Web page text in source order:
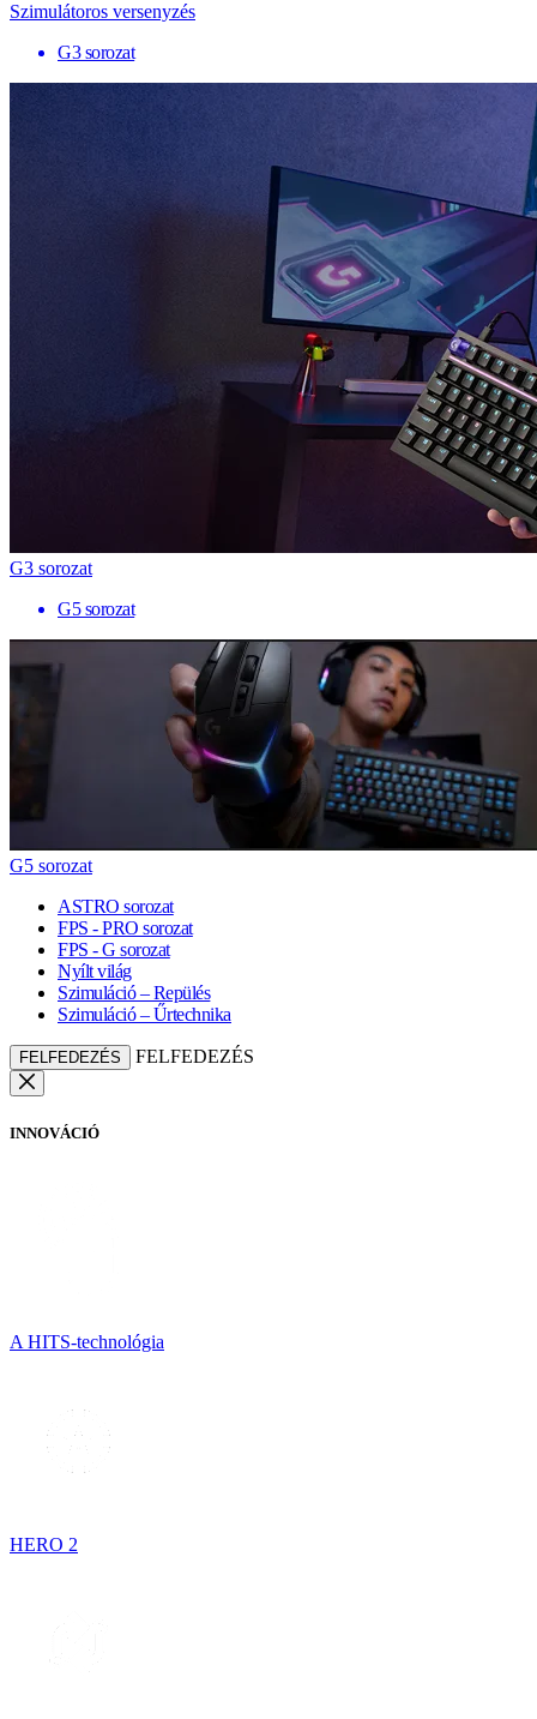
Szimulátoros versenyzés
G3 sorozat
G3 sorozat
G5 sorozat
G5 sorozat
ASTRO sorozat
FPS - PRO sorozat
FPS - G sorozat
Nyílt világ
Szimuláció – Repülés
Szimuláció – Űrtechnika
FELFEDEZÉS FELFEDEZÉS
INNOVÁCIÓ
A HITS-technológia
HERO 2